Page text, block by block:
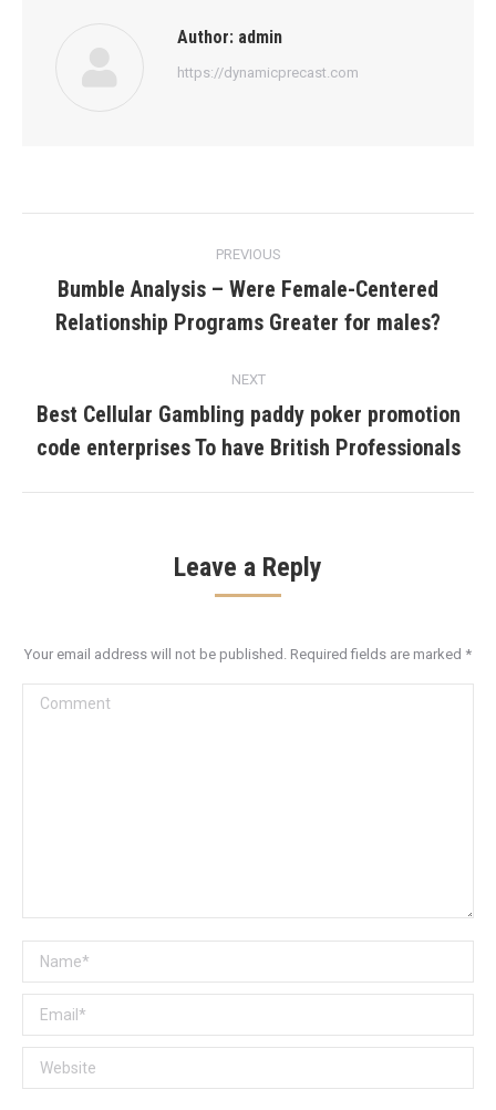
Author: admin
https://dynamicprecast.com
navigation
PREVIOUS
Previous
post:
Bumble Analysis – Were Female-Centered
Relationship Programs Greater for males?
NEXT
Next
post:
Best Cellular Gambling paddy poker promotion
code enterprises To have British Professionals
Leave a Reply
Your email address will not be published. Required fields are marked *
Comment
Name *
Email *
Website